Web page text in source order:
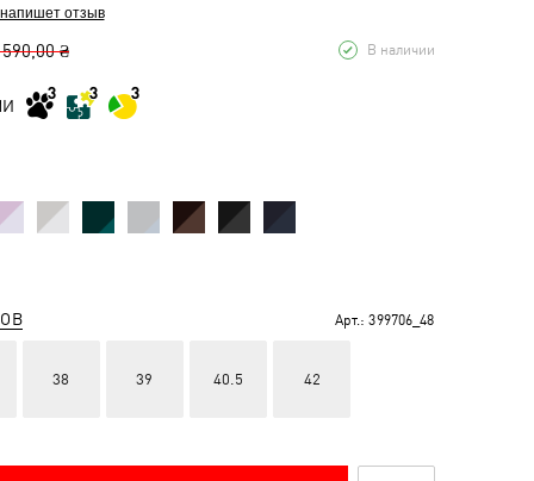
отзыв
₴ В наличии
Арт.: 399706_48
38 39 40.5 42